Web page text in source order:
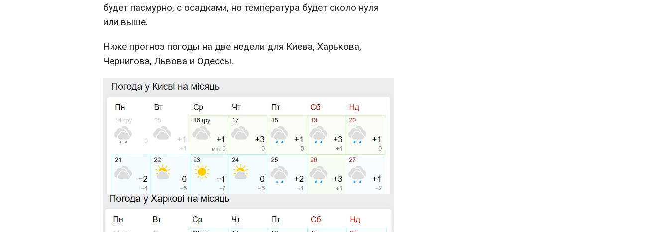
будет пасмурно, с осадками, но температура будет около нуля
или выше.
Ниже прогноз погоды на две недели для Киева, Харькова,
Чернигова, Львова и Одессы.